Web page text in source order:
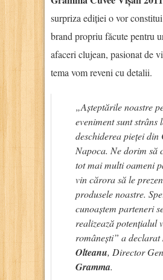
surpriza ediției o vor constitui
brand propriu făcute pentru
afaceri clujean, pasionat de
tema vom reveni cu detalii.
„Așteptările noastre
eveniment sunt strâns
deschiderea pieței din
Napoca. Ne dorim să
tot mai multi oameni
vin cărora să le
produsele noastre.
cunoaștem parteneri
realizează potențialul
românești” a declarat
Olteanu, Director
Gramma.